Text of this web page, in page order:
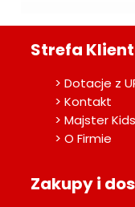
Strefa
> Dotacje z
> Kontakt
> Majster
> O Firmie
Zakupy i